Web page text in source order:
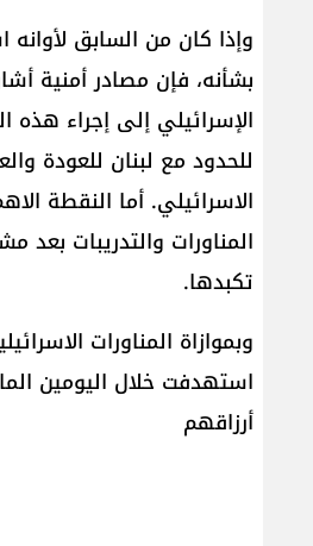
وإذا كان من السابق
بشأنه، فإن مصادر أمنية
الإسرائيلي إلى إجراء هذه
للحدود مع لبنان للعودة
الاسرائيلي. أما النقطة
المناورات والتدريبات
تكبدها.
وبموازاة المناورات
استهدفت خلال اليومين
أرزاقهم